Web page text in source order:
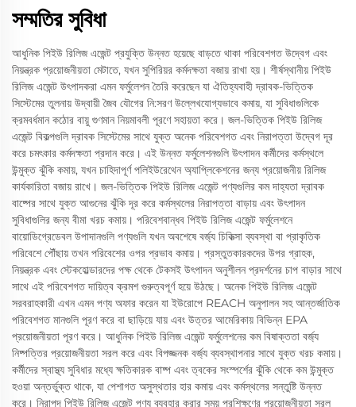
সম্মতির সুবিধা
আধুনিক পিইউ রিলিজ এজেন্ট প্রযুক্তি উন্নত হয়েছে বাড়তে থাকা পরিবেশগত উদ্বেগ এবং
নিয়ন্ত্রক প্রয়োজনীয়তা মেটাতে, যখন সুপিরিয়র কর্মদক্ষতা বজায় রাখা হয়। শীর্ষস্থানীয় পিইউ
রিলিজ এজেন্ট উৎপাদকরা এমন ফর্মুলেশন তৈরি করেছেন যা ঐতিহ্যবাহী দ্রাবক-ভিত্তিক
সিস্টেমের তুলনায় উদ্বায়ী জৈব যৌগের নি:সরণ উল্লেখযোগ্যভাবে কমায়, যা সুবিধাগুলিকে
ক্রমবর্ধমান কঠোর বায়ু গুণমান নিয়মাবলী পূরণে সহায়তা করে। জল-ভিত্তিক পিইউ রিলিজ
এজেন্ট বিকল্পগুলি দ্রাবক সিস্টেমের সাথে যুক্ত অনেক পরিবেশগত এবং নিরাপত্তা উদ্বেগ দূর
করে চমৎকার কর্মদক্ষতা প্রদান করে। এই উন্নত ফর্মুলেশনগুলি উৎপাদন কর্মীদের কর্মস্থলে
উন্মুক্ত ঝুঁকি কমায়, যখন চাহিদাপূর্ণ পলিইউরেথেন অ্যাপ্লিকেশনের জন্য প্রয়োজনীয় রিলিজ
কার্যকারিতা বজায় রাখে। জল-ভিত্তিক পিইউ রিলিজ এজেন্ট পণ্যগুলির কম দাহ্যতা দ্রাবক
বাষ্পের সাথে যুক্ত আগুনের ঝুঁকি দূর করে কর্মস্থলের নিরাপত্তা বাড়ায় এবং উৎপাদন
সুবিধাগুলির জন্য বীমা খরচ কমায়। পরিবেশবান্ধব পিইউ রিলিজ এজেন্ট ফর্মুলেশনে
বায়োডিগ্রেডেবল উপাদানগুলি পণ্যগুলি যখন অবশেষে বর্জ্য চিকিত্সা ব্যবস্থা বা প্রাকৃতিক
পরিবেশে পৌঁছায় তখন পরিবেশের ওপর প্রভাব কমায়। প্রস্তুতকারকদের উপর গ্রাহক,
নিয়ন্ত্রক এবং স্টেকহোল্ডারদের পক্ষ থেকে টেকসই উৎপাদন অনুশীলন প্রদর্শনের চাপ বাড়ার সাথে
সাথে এই পরিবেশগত দায়িত্ব ক্রমশ গুরুত্বপূর্ণ হয়ে উঠছে। অনেক পিইউ রিলিজ এজেন্ট
সরবরাহকারী এখন এমন পণ্য অফার করেন যা ইউরোপে REACH অনুপালন সহ আন্তর্জাতিক
পরিবেশগত মানগুলি পূরণ করে বা ছাড়িয়ে যায় এবং উত্তর আমেরিকায় বিভিন্ন EPA
প্রয়োজনীয়তা পূরণ করে। আধুনিক পিইউ রিলিজ এজেন্ট ফর্মুলেশনের কম বিষাক্ততা বর্জ্য
নিষ্পত্তির প্রয়োজনীয়তা সরল করে এবং বিপজ্জনক বর্জ্য ব্যবস্থাপনার সাথে যুক্ত খরচ কমায়।
কর্মীদের স্বাস্থ্য সুবিধার মধ্যে ক্ষতিকারক বাষ্প এবং ত্বকের সংস্পর্শের ঝুঁকি থেকে কম উন্মুক্ত
হওয়া অন্তর্ভুক্ত থাকে, যা পেশাগত অসুস্থতার হার কমায় এবং কর্মস্থলের সন্তুষ্টি উন্নত
করে। নিরাপদ পিইউ রিলিজ এজেন্ট পণ্য ব্যবহার করার সময় প্রশিক্ষণের প্রয়োজনীয়তা সরল